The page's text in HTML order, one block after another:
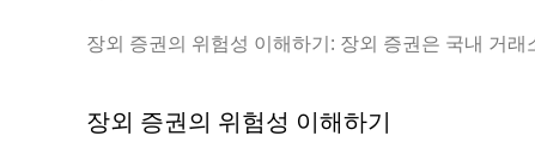
장외 증권의 위험성 이해하기: 장외 증권은 국내 거
장외 증권의 위험성 이해하기